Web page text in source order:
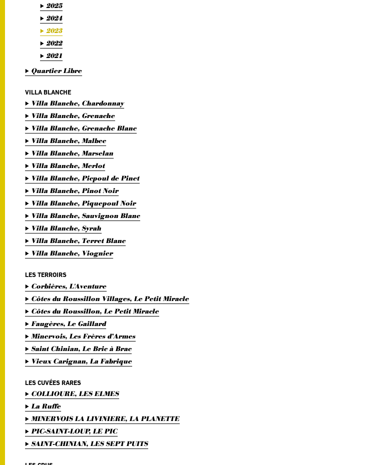
2025
2024
2023
2022
2021
Quartier Libre
VILLA BLANCHE
Villa Blanche, Chardonnay
Villa Blanche, Grenache
Villa Blanche, Grenache Blanc
Villa Blanche, Malbec
Villa Blanche, Marselan
Villa Blanche, Merlot
Villa Blanche, Picpoul de Pinet
Villa Blanche, Pinot Noir
Villa Blanche, Piquepoul Noir
Villa Blanche, Sauvignon Blanc
Villa Blanche, Syrah
Villa Blanche, Terret Blanc
Villa Blanche, Viognier
LES TERROIRS
Corbières, L'Aventure
Côtes du Roussillon Villages, Le Petit Miracle
Côtes du Roussillon, Le Petit Miracle
Faugères, Le Gaillard
Minervois, Les Frères d’Armes
Saint Chinian, Le Bric à Brac
Vieux Carignan, La Fabrique
LES CUVÉES RARES
COLLIOURE, LES ELMES
La Ruffe
MINERVOIS LA LIVINIERE, LA PLANETTE
PIC-SAINT-LOUP, LE PIC
SAINT-CHINIAN, LES SEPT PUITS